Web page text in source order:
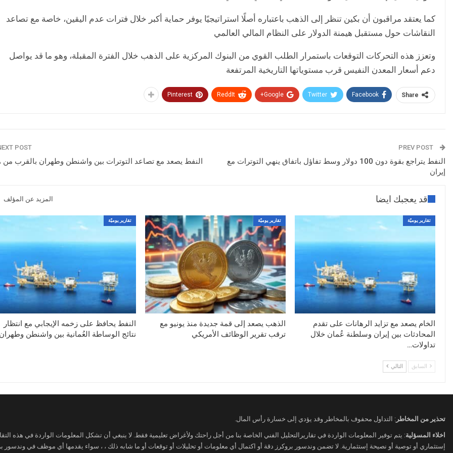
كما يعتقد مراقبون أن بكين تنظر إلى الذهب باعتباره أصلًا استراتيجيًا يوفر حماية أكبر خلال فترات عدم اليقين، خاصة مع تصاعد
النقاشات حول مستقبل هيمنة الدولار على النظام المالي العالمي
وتعزز هذه التحركات التوقعات باستمرار الطلب القوي من البنوك المركزية على الذهب خلال الفترة المقبلة، وهو ما قد يواصل
دعم أسعار المعدن النفيس قرب مستوياتها التاريخية المرتفعة
Share
Facebook
Twitter
Google+
ReddIt
Pinterest
النفط يتراجع بقوة دون 100 دولار وسط تفاؤل باتفاق ينهي التوترات مع
إيران
POST
النفط يصعد مع تصاعد التوترات بين واشنطن وطهران بالقرب من
قد يعجبك ايضا المزيد عن المؤلف
تقارير يوميّة
الخام يصعد مع تزايد الرهانات على تقدم
المحادثات بين إيران وسلطنة عُمان خلال
تداولات…
تقارير يوميّة
الذهب يصعد إلى قمة جديدة منذ يونيو مع
ترقب تقرير الوظائف الأمريكي
تقارير يوميّة
النفط يحافظ على زخمه الإيجابي مع انتظار
نتائج الوساطة العُمانية بين واشنطن
السابق التالي
تحذير من المخاطر : التداول محفوف بالمخاطر وقد يؤدي إلى خسارة رأس المال.
اخلاء المسؤلية: يتم توفير المعلومات الواردة في تقاريرالتحليل الفني الخاصة بنا من أجل راحتك ولأغراض تعليمية فقط. لا ينبغي أن تشكل المعلومات الواردة في هذه
إستثماري أو توصية أو نصيحة إستثمارية. لا تضمن وندسور بروكرز دقة أو اكتمال أي معلومات أو تحليلات أو توقعات أو ما شابه ذلك ، ، سواء يقدمها أي موظف في